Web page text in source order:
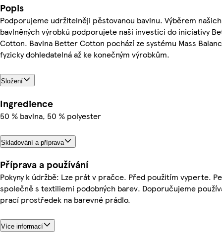
Popis
Podporujeme udržitelněji pěstovanou bavlnu. Výběrem našich
bavlněných výrobků podporujete naši investici do iniciativy
Cotton. Bavlna Better Cotton pochází ze systému Mass
fyzicky dohledatelná až ke konečným výrobkům.
Složení
Ingredience
50 % bavlna, 50 % polyester
Skladování a příprava
Příprava a používání
Pokyny k údržbě: Lze prát v pračce. Před použitím vyperte.
společně s textiliemi podobných barev. Doporučujeme
prací prostředek na barevné prádlo.
Více informací